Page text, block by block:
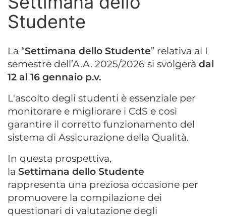
Studente
La “Settimana dello Studente” relativa al I
semestre dell’A.A. 2025/2026 si svolgerà dal
12 al 16 gennaio p.v.
L'ascolto degli studenti è essenziale per
monitorare e migliorare i CdS e così
garantire il corretto funzionamento del
sistema di Assicurazione della Qualità.
In questa prospettiva,
la Settimana dello Studente
rappresenta una preziosa occasione per
promuovere la compilazione dei
questionari di valutazione degli